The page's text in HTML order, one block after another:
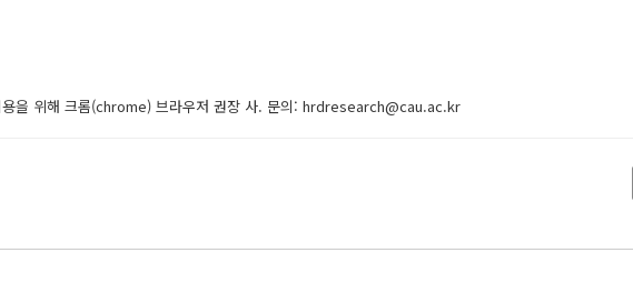
을 위해 크롬(chrome) 브라우저 권장 사. 문의: hrdresearch@cau.ac.kr